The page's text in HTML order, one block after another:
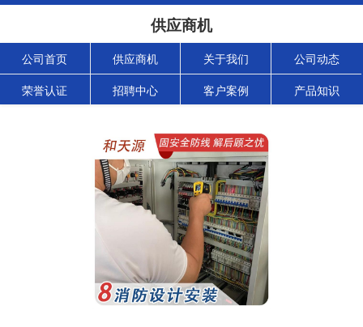
供应商机
公司首页 供应商机 关于我们 公司动态
荣誉认证 招聘中心 客户案例 产品知识